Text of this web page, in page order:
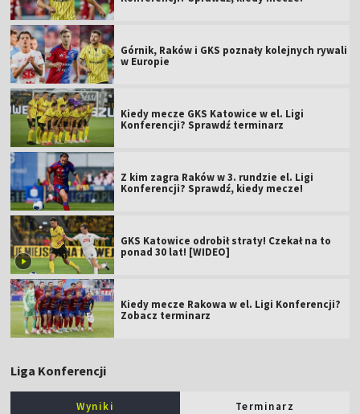
Górnik, Raków i GKS poznały kolejnych rywali
w Europie
Kiedy mecze GKS Katowice w el. Ligi
Konferencji? Sprawdź terminarz
Z kim zagra Raków w 3. rundzie el. Ligi
Konferencji? Sprawdź, kiedy mecze!
GKS Katowice odrobił straty! Czekał na to
ponad 30 lat! [WIDEO]
Kiedy mecze Rakowa w el. Ligi Konferencji?
Zobacz terminarz
Liga Konferencji
Wyniki Terminarz